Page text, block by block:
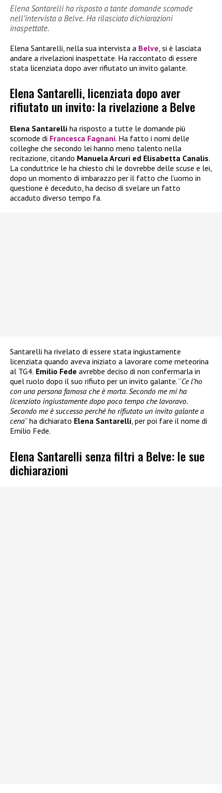
Elena Santarelli ha risposto a tante domande scomode
nell’intervista a Belve. Ha rilasciato dichiarazioni
inaspettate.
Elena Santarelli, nella sua intervista a Belve , si è lasciata
andare a rivelazioni inaspettate. Ha raccontato di essere
stata licenziata dopo aver rifiutato un invito galante.
Elena Santarelli, licenziata dopo aver
rifiutato un invito: la rivelazione a Belve
Elena Santarelli ha risposto a tutte le domande più
scomode di Francesca Fagnani. Ha fatto i nomi delle
colleghe che secondo lei hanno meno talento nella
recitazione, citando Manuela Arcuri ed Elisabetta Canalis.
La conduttrice le ha chiesto chi le dovrebbe delle scuse e lei,
dopo un momento di imbarazzo per il fatto che l’uomo in
questione è deceduto, ha deciso di svelare un fatto
accaduto diverso tempo fa.
Santarelli ha rivelato di essere stata ingiustamente
licenziata quando aveva iniziato a lavorare come meteorina
al TG4. Emilio Fede avrebbe deciso di non confermarla in
quel ruolo dopo il suo rifiuto per un invito galante. “Ce l’ho
con una persona famosa che è morta. Secondo me mi ha
licenziato ingiustamente dopo poco tempo che lavoravo.
Secondo me è successo perché ho rifiutato un invito galante a
cena” ha dichiarato Elena Santarelli, per poi fare il nome di
Emilio Fede.
Elena Santarelli senza filtri a Belve: le sue
dichiarazioni